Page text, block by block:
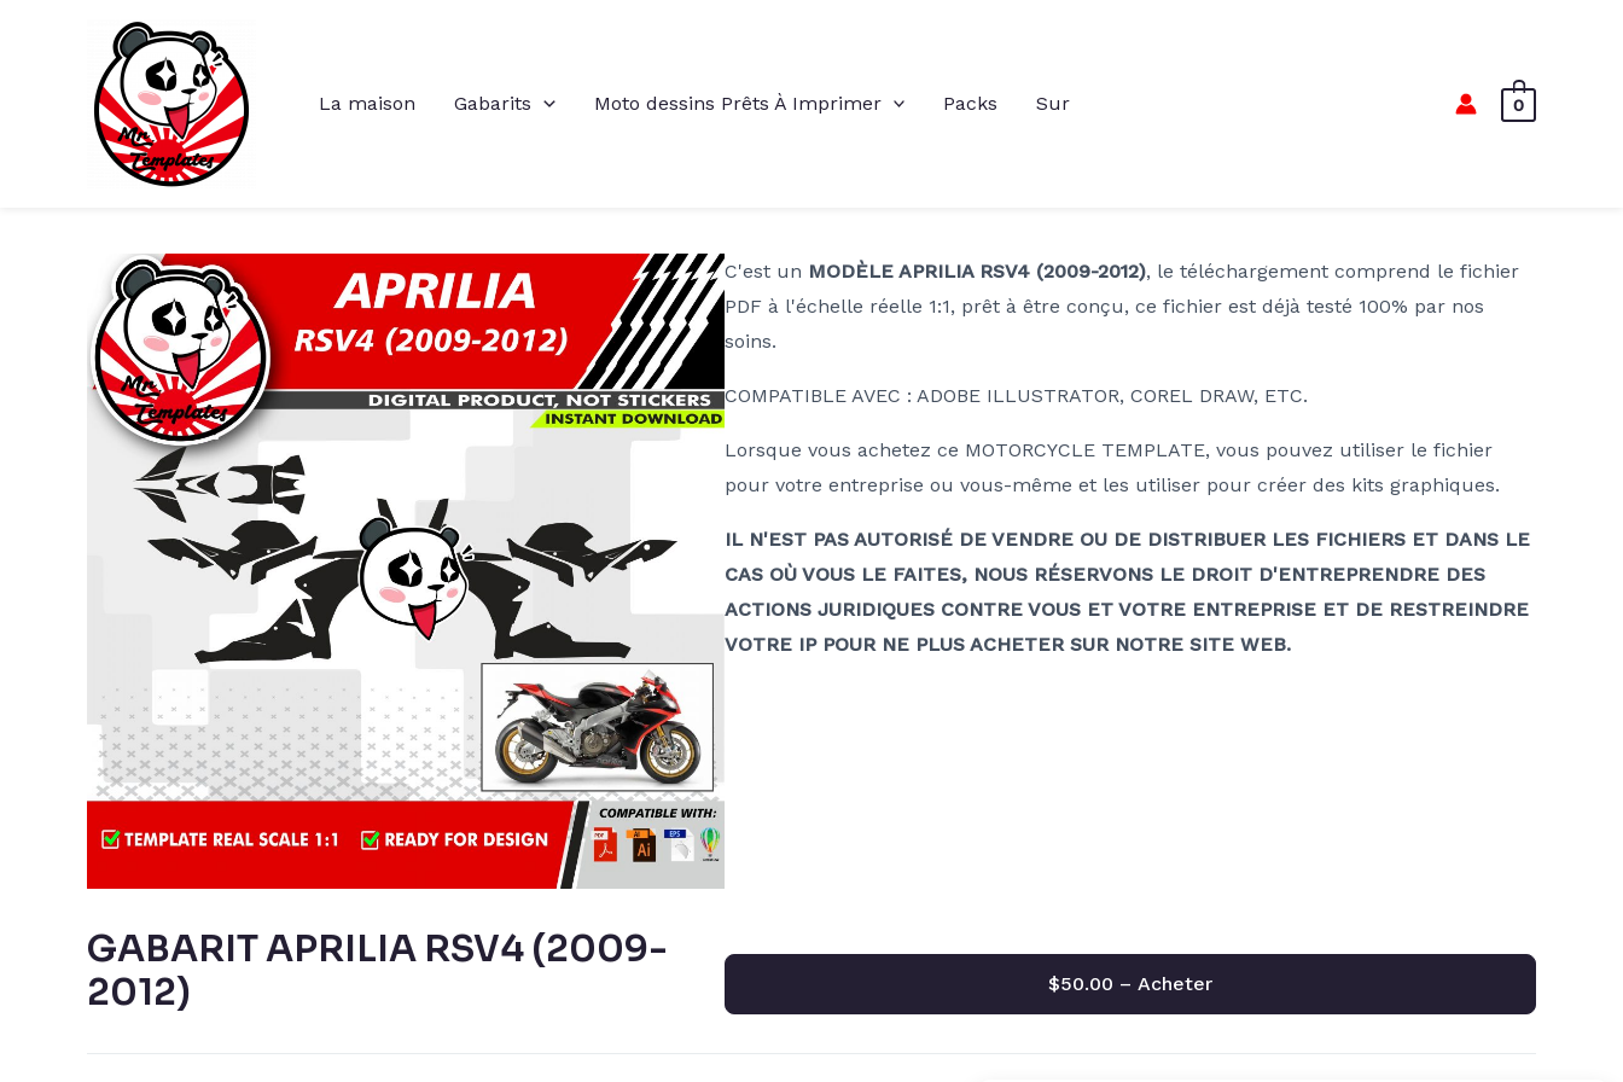
La maison Gabarits Moto dessins Prêts À Imprimer Packs Sur 0
GABARIT APRILIA RSV4 (2009-
2012)
C'est un MODÈLE APRILIA RSV4 (2009-2012), le téléchargement comprend le fichier
PDF à l'échelle réelle 1:1, prêt à être conçu, ce fichier est déjà testé 100% par nos
soins.
COMPATIBLE AVEC : ADOBE ILLUSTRATOR, COREL DRAW, ETC.
Lorsque vous achetez ce MOTORCYCLE TEMPLATE, vous pouvez utiliser le fichier
pour votre entreprise ou vous-même et les utiliser pour créer des kits graphiques.
IL N'EST PAS AUTORISÉ DE VENDRE OU DE DISTRIBUER LES FICHIERS ET DANS LE
CAS OÙ VOUS LE FAITES, NOUS RÉSERVONS LE DROIT D'ENTREPRENDRE DES
ACTIONS JURIDIQUES CONTRE VOUS ET VOTRE ENTREPRISE ET DE RESTREINDRE
VOTRE IP POUR NE PLUS ACHETER SUR NOTRE SITE WEB.
$50.00 – Acheter